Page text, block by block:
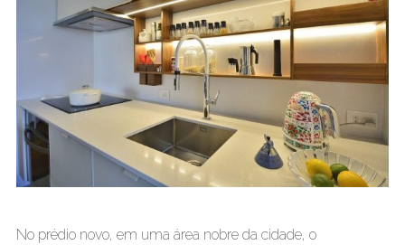
No prédio novo, em uma área nobre da cidade, o